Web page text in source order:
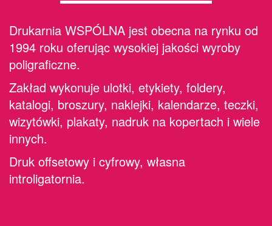
Drukarnia WSPÓLNA jest obecna na rynku od
1994 roku oferując wysokiej jakości wyroby
poligraficzne.
Zakład wykonuje ulotki, etykiety, foldery,
katalogi, broszury, naklejki, kalendarze, teczki,
wizytówki, plakaty, nadruk na kopertach i wiele
innych.
Druk offsetowy i cyfrowy, własna
introligatornia.